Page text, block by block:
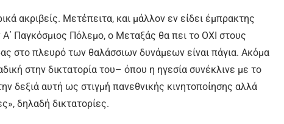
ακριβείς. Μετέπειτα, και μάλλον εν είδει έμπρακτης
Α΄ Παγκόσμιος Πόλεμο, ο Μεταξάς θα πει το ΟΧΙ στους
στο πλευρό των θαλάσσιων δυνάμεων είναι πάγια. Ακόμα
στην δικτατορία του– όπου η ηγεσία συνέκλινε με το
δεξιά αυτή ως στιγμή πανεθνικής κινητοποίησης αλλά
δηλαδή δικτατορίες.